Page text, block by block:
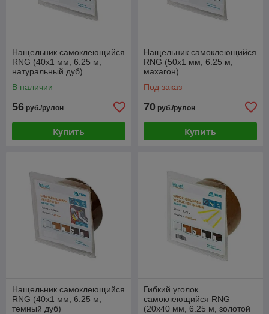
Нащельник самоклеющийся
RNG (40x1 мм, 6.25 м,
натуральный дуб)
В наличии
56 руб./рулон
Купить
Нащельник самоклеющийся
RNG (50x1 мм, 6.25 м,
махагон)
Под заказ
70 руб./рулон
Купить
Нащельник самоклеющийся
RNG (40x1 мм, 6.25 м,
темный дуб)
Гибкий уголок
самоклеющийся RNG
(20х40 мм, 6.25 м, золотой